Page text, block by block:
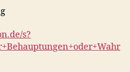
s?